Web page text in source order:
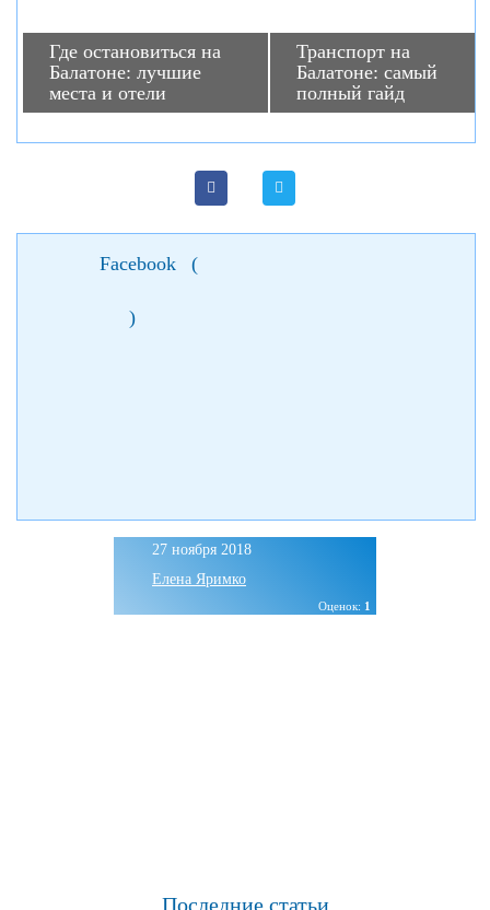
Где остановиться на
Балатоне: лучшие
места и отели
Транспорт на
Балатоне: самый
полный гайд
Facebook (
)
27 ноября 2018
Елена Яримко
Оценок: 1
Последние статьи